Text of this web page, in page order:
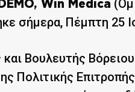
DEMO, Win Medica
σήμερα, Πέμπτη 25
Βουλευτής
Πολιτικής